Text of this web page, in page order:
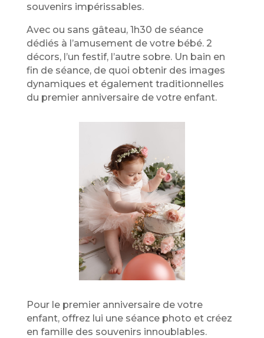
souvenirs impérissables.
Avec ou sans gâteau, 1h30 de séance
dédiés à l’amusement de votre bébé. 2
décors, l’un festif, l’autre sobre. Un bain en
fin de séance, de quoi obtenir des images
dynamiques et également traditionnelles
du premier anniversaire de votre enfant.
Pour le premier anniversaire de votre
enfant, offrez lui une séance photo et créez
en famille des souvenirs innoublables.